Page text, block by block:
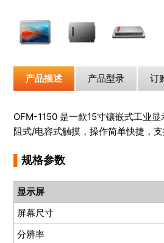
产品描述 产品型录 订
OFM-1150 是一款15寸镶嵌式工业
阻式/电容式触摸，操作简单快捷，
规格参数
显示屏
屏幕尺寸
分辨率